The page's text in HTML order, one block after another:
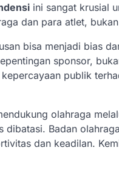
ini sangat krusial
dan para atlet,
bisa menjadi bias
sponsor,
publik
olahraga
dibatasi. Badan
dan keadilan.